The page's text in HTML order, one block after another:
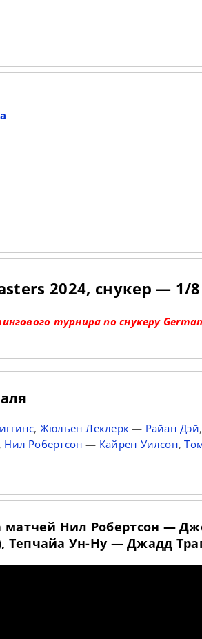
2024, снукер — 1/
турнира по снукеру
, Жюльен Леклерк — Райан Дэй,
Нил Робертсон — Кайрен Уилсон,
Нил Робертсон —
Ун-Ну — Джадд